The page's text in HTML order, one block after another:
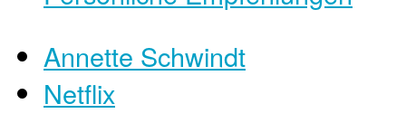
Annette Schwindt
Netflix